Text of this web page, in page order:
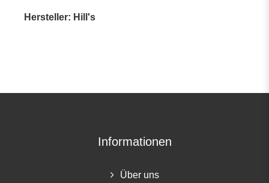
Hersteller: Hill's
Informationen
Über uns